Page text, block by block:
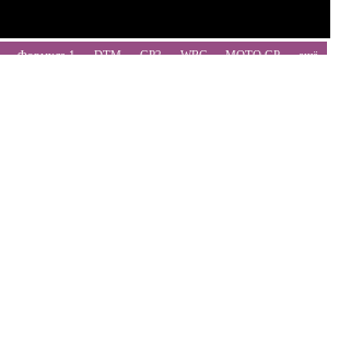
Формула 1 DTM GP2 WRC MOTO GP
ещё